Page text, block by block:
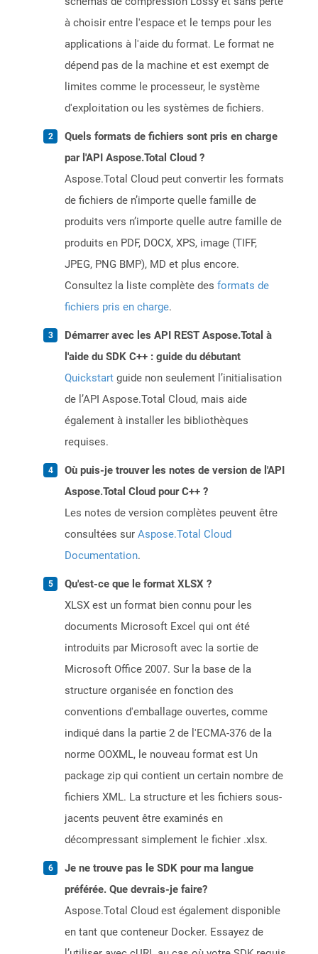
à choisir entre l'espace et le temps pour les
applications à l'aide du format. Le format ne
dépend pas de la machine et est exempt de
limites comme le processeur, le système
d'exploitation ou les systèmes de fichiers.
Quels formats de fichiers sont pris en charge
par l'API Aspose.Total Cloud ?
Aspose.Total Cloud peut convertir les formats
de fichiers de n’importe quelle famille de
produits vers n’importe quelle autre famille de
produits en PDF, DOCX, XPS, image (TIFF,
JPEG, PNG BMP), MD et plus encore.
Consultez la liste complète des formats de
fichiers pris en charge.
Démarrer avec les API REST Aspose.Total à
l'aide du SDK C++ : guide du débutant
Quickstart guide non seulement l’initialisation
de l’API Aspose.Total Cloud, mais aide
également à installer les bibliothèques
requises.
Où puis-je trouver les notes de version de l'API
Aspose.Total Cloud pour C++ ?
Les notes de version complètes peuvent être
consultées sur Aspose.Total Cloud
Documentation.
Qu'est-ce que le format XLSX ?
XLSX est un format bien connu pour les
documents Microsoft Excel qui ont été
introduits par Microsoft avec la sortie de
Microsoft Office 2007. Sur la base de la
structure organisée en fonction des
conventions d'emballage ouvertes, comme
indiqué dans la partie 2 de l'ECMA-376 de la
norme OOXML, le nouveau format est Un
package zip qui contient un certain nombre de
fichiers XML. La structure et les fichiers sous-
jacents peuvent être examinés en
décompressant simplement le fichier .xlsx.
Je ne trouve pas le SDK pour ma langue
préférée. Que devrais-je faire?
Aspose.Total Cloud est également disponible
en tant que conteneur Docker. Essayez de